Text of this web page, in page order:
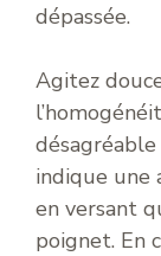
dépassée.
Agitez
indique une
en versant
poignet. En